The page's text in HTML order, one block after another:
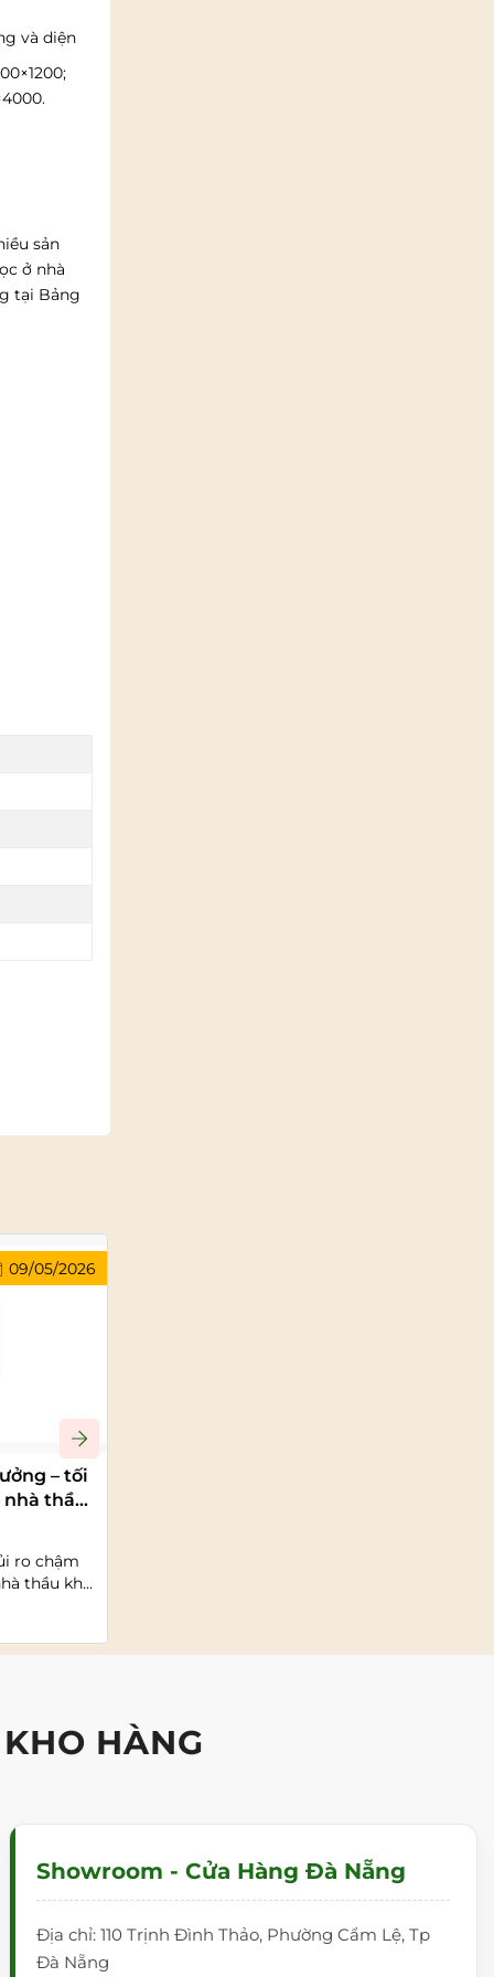
và diện
sản
ở nhà
tại Bảng
09/05/2026
– tối
nhà thầu
ro chậm
thầu khi
HÀNG
Showroom - Cửa Hàng Đà Nẵng
Địa chỉ: 110 Trịnh Đình Thảo, Phường Cẩm Lệ, Tp
Đà Nẵng